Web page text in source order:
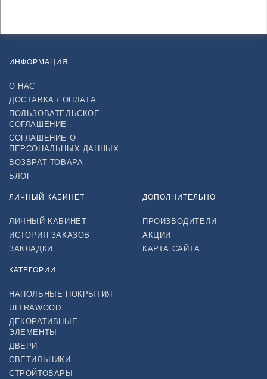
ИНФОРМАЦИЯ
О НАС
ДОСТАВКА / ОПЛАТА
ПОЛЬЗОВАТЕЛЬСКОЕ
СОГЛАШЕНИЕ
СОГЛАШЕНИЕ О
ПЕРСОНАЛЬНЫХ ДАННЫХ
ВОЗВРАТ ТОВАРА
БЛОГ
ЛИЧНЫЙ КАБИНЕТ
ЛИЧНЫЙ КАБИНЕТ
ИСТОРИЯ ЗАКАЗОВ
ЗАКЛАДКИ
ДОПОЛНИТЕЛЬНО
ПРОИЗВОДИТЕЛИ
АКЦИИ
КАРТА САЙТА
КАТЕГОРИИ
НАПОЛЬНЫЕ ПОКРЫТИЯ
ULTRAWOOD
ДЕКОРАТИВНЫЕ
ЭЛЕМЕНТЫ
ДВЕРИ
СВЕТИЛЬНИКИ
СТРОЙТОВАРЫ